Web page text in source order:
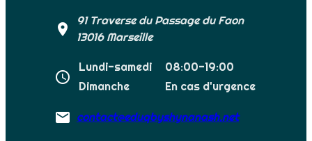
place
91 Traverse du Passage du Faon
13016 Marseille
schedule
Lundi-samedi
08:00-19:00
Dimanche
En cas d'urgence
email contact@eduqbyshynanash.net